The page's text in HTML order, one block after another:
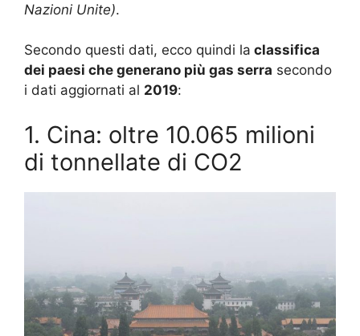
Nazioni Unite).
Secondo questi dati, ecco quindi la classifica
dei paesi che generano più gas serra secondo
i dati aggiornati al 2019:
1. Cina: oltre 10.065 milioni
di tonnellate di CO2